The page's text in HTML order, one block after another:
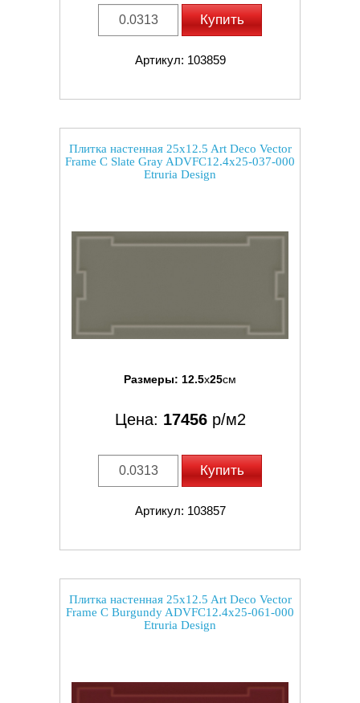
Купить
Артикул: 103859
Плитка настенная 25x12.5 Art Deco Vector
Frame C Slate Gray ADVFC12.4x25-037-000
Etruria Design
Размеры: 12.5x25см
Цена: 17456р/м2
Купить
Артикул: 103857
Плитка настенная 25x12.5 Art Deco Vector
Frame C Burgundy ADVFC12.4x25-061-000
Etruria Design